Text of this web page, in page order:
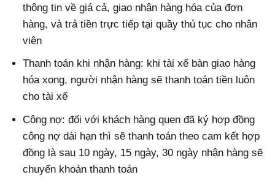
thông tin về giá cả, giao nhận hàng hóa của đơn
hàng, và trả tiền trực tiếp tại quầy thủ tục cho nhân
viên
Thanh toán khi nhận hàng: khi tài xế bàn giao hàng
hóa xong, người nhận hàng sẽ thanh toán tiền luôn
cho tài xế
Công nợ: đối với khách hàng quen đã ký hợp đồng
công nợ dài hạn thì sẽ thanh toán theo cam kết hợp
đồng là sau 10 ngày, 15 ngày, 30 ngày nhận hàng sẽ
chuyển khoản thanh toán